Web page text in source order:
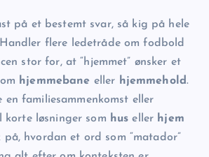
på et bestemt svar, så kig på hele
flere ledetråde om fodbold
stor for, at “hjemmet” ønsker et
hjemmebane eller hjemmehold.
en familiesammenkomst eller
løsninger som hus eller hjem
på, hvordan et ord som “matador”